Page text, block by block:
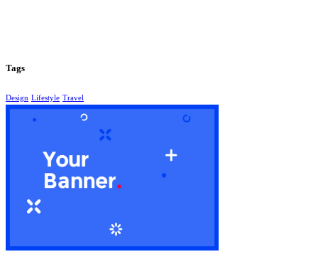
Tags
Design Lifestyle Travel